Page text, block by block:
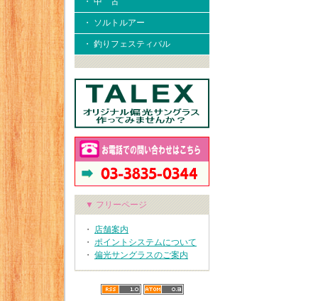
・ ソルトルアー
・ 釣りフェスティバル
▼ フリーページ
・ 店舗案内
・ ポイントシステムについて
・ 偏光サングラスのご案内